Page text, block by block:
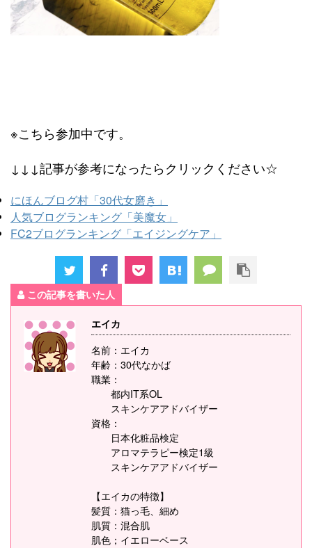
※こちら参加中です。
↓↓↓記事が参考になったらクリックください☆
にほんブログ村「30代女磨き」
人気ブログランキング「美魔女」
FC2ブログランキング「エイジングケア」
この記事を書いた人
エイカ
名前：エイカ
年齢：30代なかば
職業：
都内IT系OL
スキンケアアドバイザー
資格：
日本化粧品検定
アロマテラピー検定1級
スキンケアアドバイザー
【エイカの特徴】
髪質：猫っ毛、細め
肌質：混合肌
肌色；イエローベース